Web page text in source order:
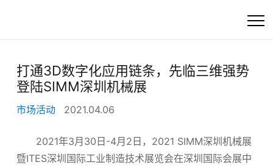
首页
高精度工业3D扫描
产品
打通3D数字化应用链条，先临三维强势
登陆SIMM深圳机械展
市场活动 2021.04.06
2021年3月30日-4月2日，2021 SIMM深圳机械展
暨ITES深圳国际工业制造技术展览会在深圳国际会展中